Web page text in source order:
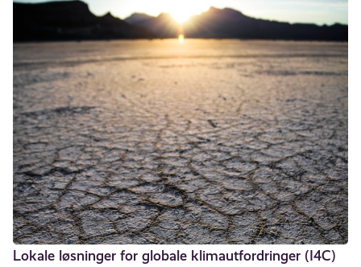
Lokale løsninger for globale klimautfordringer (I4C)